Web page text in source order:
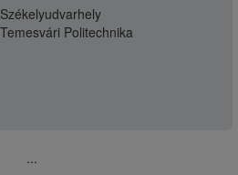
Székelyudvarhely
Temesvári Politechnika
...